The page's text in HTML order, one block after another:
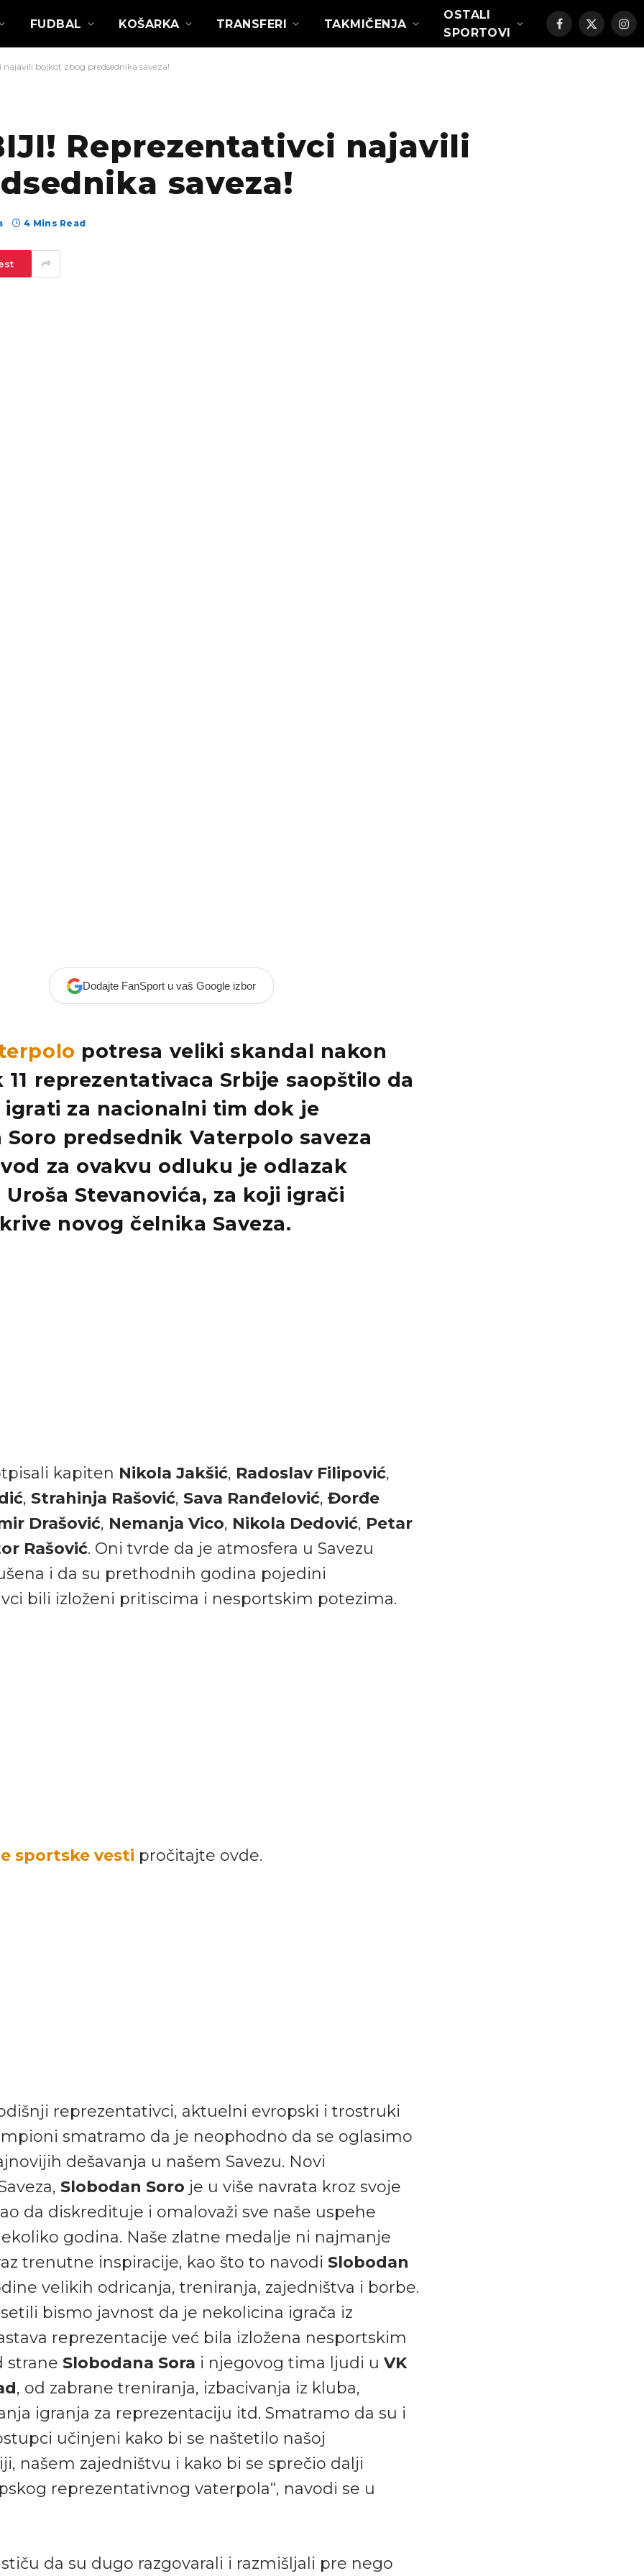
FUDBAL KOŠARKA TRANSFERI TAKMIČENJA
OSTALI
SPORTOVI
Facebook
X
(Twitter)
najavili bojkot zbog predsednika saveza!
Reprezentativci najavili
saveza!
4 Mins Read
Dodajte FanSport u vaš Google izbor
potresa veliki skandal nakon
reprezentativaca Srbije saopštilo da
igrati za nacionalni tim dok je
Soro predsednik Vaterpolo saveza
za ovakvu odluku je odlazak
Uroša Stevanovića, za koji igrači
novog čelnika Saveza.
kapiten Nikola Jakšić, Radoslav Filipović,
, Strahinja Rašović, Sava Ranđelović, Đorđe
Drašović, Nemanja Vico, Nikola Dedović, Petar
Rašović. Oni tvrde da je atmosfera u Savezu
i da su prethodnih godina pojedini
bili izloženi pritiscima i nesportskim potezima.
sportske vesti pročitajte ovde.
reprezentativci, aktuelni evropski i trostruki
smatramo da je neophodno da se oglasimo
dešavanja u našem Savezu. Novi
Slobodan Soro je u više navrata kroz svoje
da diskredituje i omalovaži sve naše uspehe
godina. Naše zlatne medalje ni najmanje
trenutne inspiracije, kao što to navodi Slobodan
velikih odricanja, treniranja, zajedništva i borbe.
bismo javnost da je nekolicina igrača iz
reprezentacije već bila izložena nesportskim
strane Slobodana Sora i njegovog tima ljudi u VK
, od zabrane treniranja, izbacivanja iz kluba,
igranja za reprezentaciju itd. Smatramo da su i
učinjeni kako bi se naštetilo našoj
našem zajedništvu i kako bi se sprečio dalji
reprezentativnog vaterpola“, navodi se u
da su dugo razgovarali i razmišljali pre nego